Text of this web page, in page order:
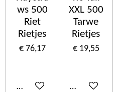
ws 500
Riet
Rietjes
€ 76,17
In winkelwagen
XXL 500
Tarwe
Rietjes
€ 19,55
In